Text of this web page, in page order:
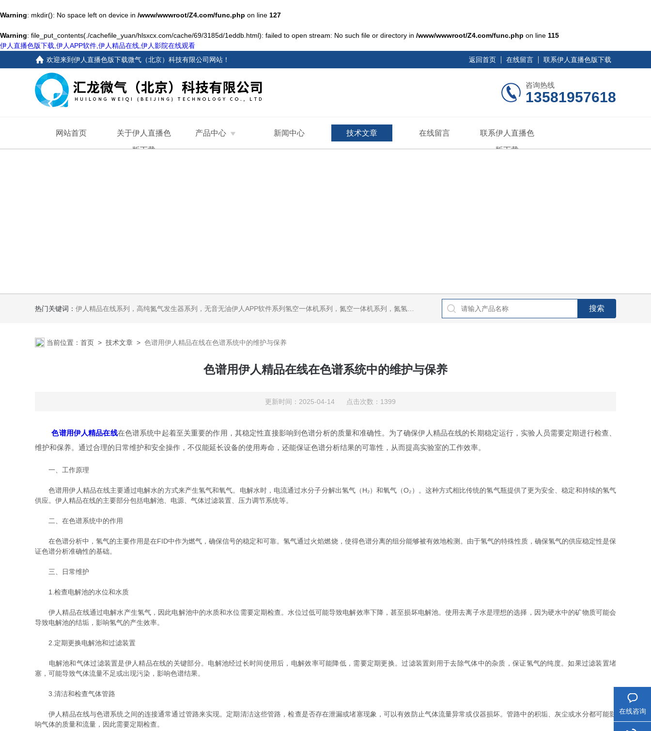
Warning: mkdir(): No space left on device in /www/wwwroot/Z4.com/func.php on line 127
Warning: file_put_contents(./cachefile_yuan/hlsxcx.com/cache/69/3185d/1eddb.html): failed to open stream: No such file or directory in /www/wwwroot/Z4.com/func.php on line 115
伊人直播色版下载,伊人APP软件,伊人精品在线,伊人影院在线观看
欢迎来到伊人直播色版下载微气（北京）科技有限公司网站 ！ 返回首页 在线留言 联系伊人直播色版下载
咨询热线
13581957618
网站首页 关于伊人直播色
版下载
产品中心 新闻中心 技术文章 在线留言 联系伊人直播色
版下载
热门关键词： 伊人精品在线系列，高纯氮气发生器系列，无音无油伊人APP软件系列氢空一体机系列，氮空一体机系列，氮氢空三气一体机系列，气体净化器系列，代理日本DKK-TOA水质分析，水质检测仪器，代理南韩SitekPH/离子计，DO计，电导计，多功能计，PH/DO/电导率电极
当前位置： 首页 > 技术文章 > 色谱用伊人精品在线在色谱系统中的维护与保养
色谱用伊人精品在线在色谱系统中的维护与保养
更新时间：2025-04-14 点击次数：1399
色谱用伊人精品在线在色谱系统中起着至关重要的作用，其稳定性直接影响到色谱分析的质量和准确性。为了确保伊人精品在线的长期稳定运行，实验人员需要定期进行检查、
维护和保养。通过合理的日常维护和安全操作，不仅能延长设备的使用寿命，还能保证色谱分析结果的可靠性，从而提高实验室的工作效率。
一、工作原理
色谱用伊人精品在线主要通过电解水的方式来产生氢气和氧气。电解水时，电流通过水分子分解出氢气（H₂）和氧气（O₂）。这种方式相比传统的氢气瓶提供了更为安全、稳定和持续的氢气
供应。伊人精品在线的主要部分包括电解池、电源、气体过滤装置、压力调节系统等。
二、在色谱系统中的作用
在色谱分析中，氢气的主要作用是在FID中作为燃气，确保信号的稳定和可靠。氢气通过火焰燃烧，使得色谱分离的组分能够被有效地检测。由于氢气的特殊性质，确保氢气的供应稳定性是保
证色谱分析准确性的基础。
三、日常维护
1.检查电解池的水位和水质
伊人精品在线通过电解水产生氢气，因此电解池中的水质和水位需要定期检查。水位过低可能导致电解效率下降，甚至损坏电解池。使用去离子水是理想的选择，因为硬水中的矿物质可能会
导致电解池的结垢，影响氢气的产生效率。
2.定期更换电解池和过滤装置
电解池和气体过滤装置是伊人精品在线的关键部分。电解池经过长时间使用后，电解效率可能降低，需要定期更换。过滤装置则用于去除气体中的杂质，保证氢气的纯度。如果过滤装置堵
塞，可能导致气体流量不足或出现污染，影响色谱结果。
3.清洁和检查气体管路
伊人精品在线与色谱系统之间的连接通常通过管路来实现。定期清洁这些管路，检查是否存在泄漏或堵塞现象，可以有效防止气体流量异常或仪器损坏。管路中的积垢、灰尘或水分都可能影
响气体的质量和流量，因此需要定期检查。
在线咨询